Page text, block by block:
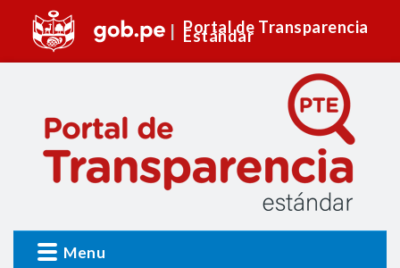
Portal de Transparencia
Estándar
Menu